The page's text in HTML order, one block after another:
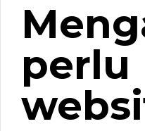
perlu